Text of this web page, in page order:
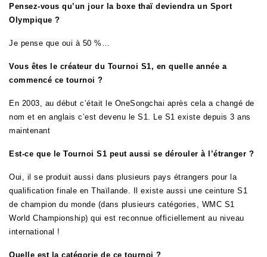
Pensez-vous qu’un jour la boxe thaï deviendra un Sport
Olympique ?
Je pense que oui à 50 %…
Vous êtes le créateur du Tournoi S1, en quelle année a
commencé ce tournoi ?
En 2003, au début c’était le OneSongchai après cela a changé de
nom et en anglais c’est devenu le S1. Le S1 existe depuis 3 ans
maintenant
Est-ce que le Tournoi S1 peut aussi se dérouler à l’étranger ?
Oui, il se produit aussi dans plusieurs pays étrangers pour la
qualification finale en Thaïlande. Il existe aussi une ceinture S1
de champion du monde (dans plusieurs catégories, WMC S1
World Championship) qui est reconnue officiellement au niveau
international !
Quelle est la catégorie de ce tournoi ?